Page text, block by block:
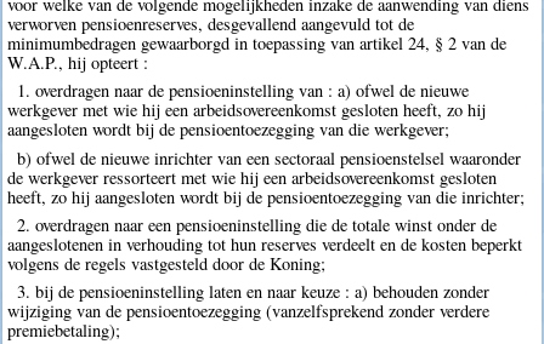
verworven pensioenreserves, desgevallend aangevuld tot de
minimumbedragen gewaarborgd in toepassing van artikel 24, § 2 van de
W.A.P., hij opteert :
1. overdragen naar de pensioeninstelling van : a) ofwel de nieuwe
werkgever met wie hij een arbeidsovereenkomst gesloten heeft, zo hij
aangesloten wordt bij de pensioentoezegging van die werkgever;
b) ofwel de nieuwe inrichter van een sectoraal pensioenstelsel waaronder
de werkgever ressorteert met wie hij een arbeidsovereenkomst gesloten
heeft, zo hij aangesloten wordt bij de pensioentoezegging van die inrichter;
2. overdragen naar een pensioeninstelling die de totale winst onder de
aangeslotenen in verhouding tot hun reserves verdeelt en de kosten beperkt
volgens de regels vastgesteld door de Koning;
3. bij de pensioeninstelling laten en naar keuze : a) behouden zonder
wijziging van de pensioentoezegging (vanzelfsprekend zonder verdere
premiebetaling);